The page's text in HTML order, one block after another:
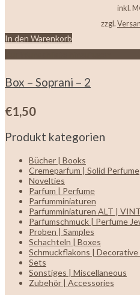
inkl.
zzgl.
In den Warenkorb
Box – Soprani – 2
€1,50
Produkt kategorien
Bücher | Books
Cremeparfum | Solid Perfume
Novelties
Parfum | Perfume
Parfumminiaturen
Parfumminiaturen ALT |
Parfumschmuck | Perfume
Proben | Samples
Schachteln | Boxes
Schmuckflakons |
Sets
Sonstiges | Miscellaneous
Zubehör | Accessories